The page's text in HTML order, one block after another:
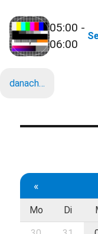
05:00 -
06:00
danach…
«
Mo Di